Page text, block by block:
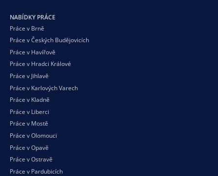
NABÍDKY PRÁCE
Práce v Brně
Práce v Českých Budějovicích
Práce v Havířově
Práce v Hradci Králové
Práce v Jihlavě
Práce v Karlových Varech
Práce v Kladně
Práce v Liberci
Práce v Mostě
Práce v Olomouci
Práce v Opavě
Práce v Ostravě
Práce v Pardubicích